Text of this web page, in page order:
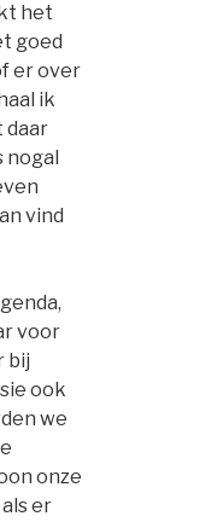
het
goed
er over
ik
daar
nogal
vind
voor
bij
ook
we
onze
er